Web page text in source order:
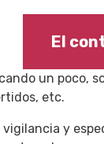
El
un poco,
etc.
vigilancia y